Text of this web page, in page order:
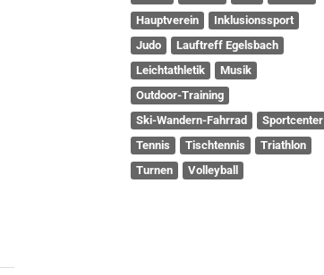
Hauptverein
Inklusionssport
Judo
Lauftreff Egelsbach
Leichtathletik
Musik
Outdoor-Training
Ski-Wandern-Fahrrad
Sportcenter
Tennis
Tischtennis
Triathlon
Turnen
Volleyball